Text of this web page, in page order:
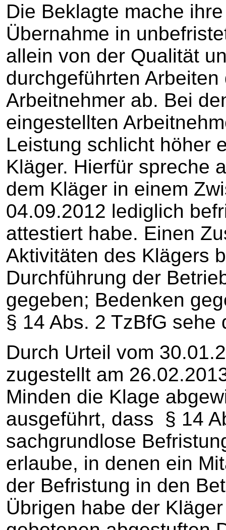
Die Beklagte mache
Übernahme in
allein von der Qualität
durchgeführten
Arbeitnehmer ab. Bei
eingestellten
Leistung schlicht höher
Kläger. Hierfür spreche
dem Kläger in einem
04.09.2012 lediglich
attestiert habe. Einen
Aktivitäten des Klägers
Durchführung der
gegeben; Bedenken
§ 14 Abs. 2 TzBfG sehe
Durch Urteil vom
zugestellt am
Minden die Klage
ausgeführt, dass § 14
sachgrundlose
erlaube, in denen ein
der Befristung in den
Übrigen habe der